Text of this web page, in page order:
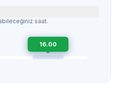
saat.
16.00